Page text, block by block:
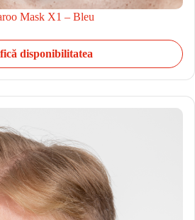
Mask X1 – Bleu
disponibilitatea